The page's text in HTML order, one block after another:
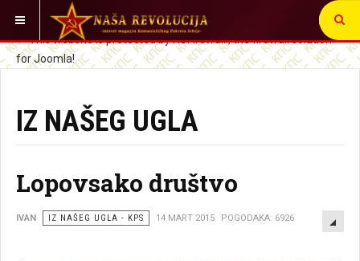
VI STE OVDE: SRBIJA I SVET
IZ NAŠEG UGLA
Lopovsako društvo
IVAN IZ NAŠEG UGLA - KPS 14 MART 2015 POGODAKA: 6926